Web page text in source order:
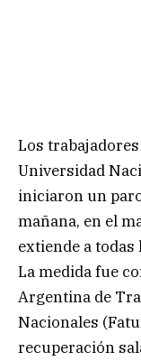
Los
Universidad
iniciaron un
mañana, en el
extiende a
La medida fue
Argentina de
Nacionales
recuperación